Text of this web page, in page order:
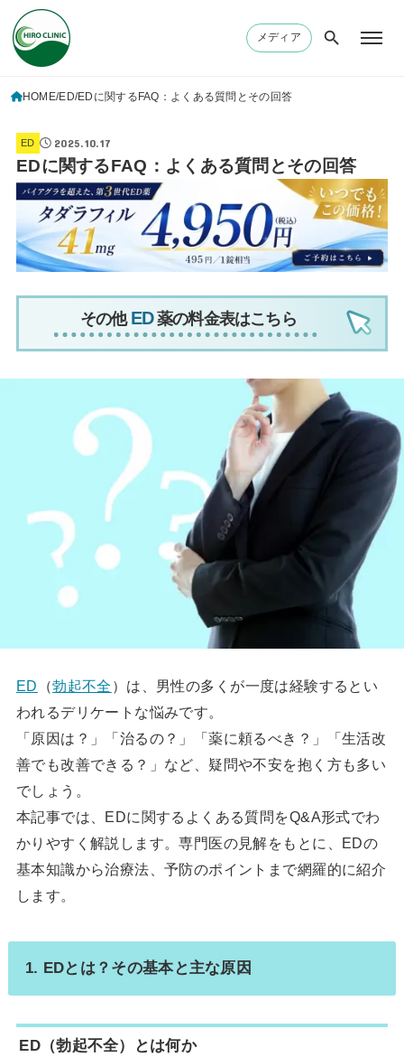
メディア
HOME ED EDに関するFAQ：よくある質問とその回答
ED 2025.10.17
EDに関するFAQ：よくある質問とその回答
その他 薬の料金表はこちら
ED （勃起不全 ）は、男性の多くが一度は経験するとい
われるデリケートな悩みです。
「原因は？」「治るの？」「薬に頼るべき？」「生活改
善でも改善できる？」など、疑問や不安を抱く方も多い
でしょう。
本記事では、EDに関するよくある質問をQ&A形式でわ
かりやすく解説します。専門医の見解をもとに、EDの
基本知識から治療法、予防のポイントまで網羅的に紹介
します。
1. EDとは？その基本と主な原因
ED（勃起不全）とは何か